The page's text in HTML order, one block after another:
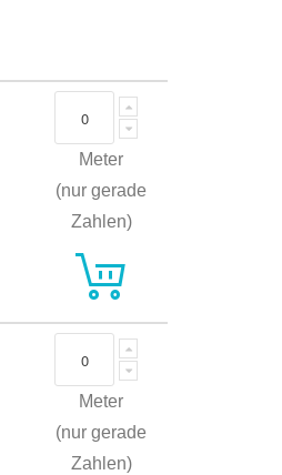
Meter
(nur gerade
Zahlen)
Meter
(nur gerade
Zahlen)